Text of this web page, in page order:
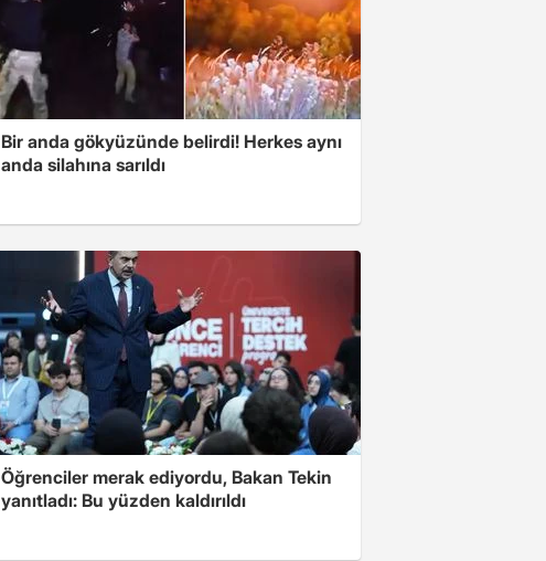
Bir anda gökyüzünde belirdi! Herkes aynı
anda silahına sarıldı
Öğrenciler merak ediyordu, Bakan Tekin
yanıtladı: Bu yüzden kaldırıldı